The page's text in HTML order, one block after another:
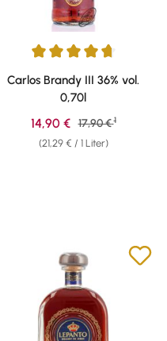
4.89 von 5 Sternen
Durchschnittliche Bewertung
Carlos Brandy III 36% vol.
0,70l
(21,29 € / 1 Liter)
Verkaufspreis:
14,90 € Regulärer Preis:
17,90 € 1